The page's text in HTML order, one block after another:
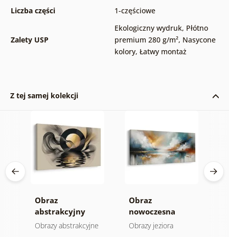
Liczba części
1-częściowe
Zalety USP
Ekologiczny wydruk, Płótno
premium 280 g/m², Nasycone
kolory, Łatwy montaż
Z tej samej kolekcji
Obraz
abstrakcyjny
księżyc nad wodą
Obrazy abstrakcyjne
Obraz
nowoczesna
abstrakcja z
Obrazy jeziora